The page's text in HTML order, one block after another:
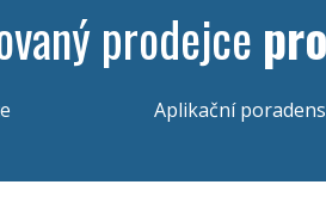
prodejce
Aplikační